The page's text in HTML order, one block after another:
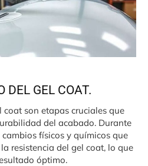
DEL GEL COAT.
coat son etapas cruciales que
del acabado. Durante
físicos y químicos que
resistencia del gel coat, lo que
óptimo.